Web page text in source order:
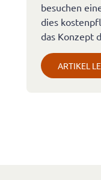
besuchen
dies
das Konzept
ARTIKEL